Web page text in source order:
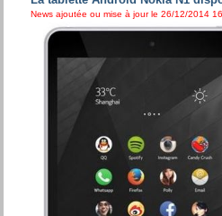
News ajoutée ou mise à jour le 26/12/2014